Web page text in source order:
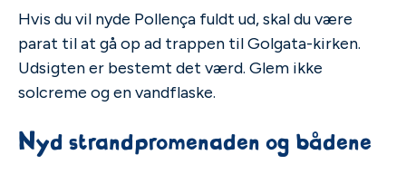
Hvis du vil nyde Pollença fuldt ud, skal du være
parat til at gå op ad trappen til Golgata-kirken.
Udsigten er bestemt det værd. Glem ikke
solcreme og en vandflaske.
Nyd strandpromenaden og bådene